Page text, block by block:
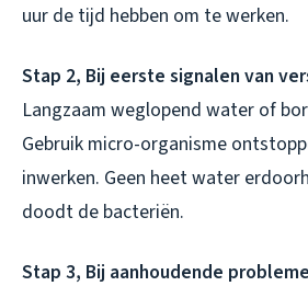
uur de tijd hebben om te werken.
Stap 2, Bij eerste signalen van
Langzaam weglopend water of
Gebruik micro-organisme
inwerken. Geen heet water
doodt de bacteriën.
Stap 3, Bij aanhoudende